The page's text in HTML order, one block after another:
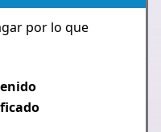
por lo que